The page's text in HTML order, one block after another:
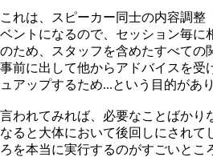
これは、スピーカー同士の内容調整
ベントになるので、セッション毎に
のため、スタッフを含めたすべての
事前に出して他からアドバイスを受
ュアップするため...という目的があ
言われてみれば、必要なことばかり
なると大体において後回しにされて
ろを本当に実行するのがすごいとこ